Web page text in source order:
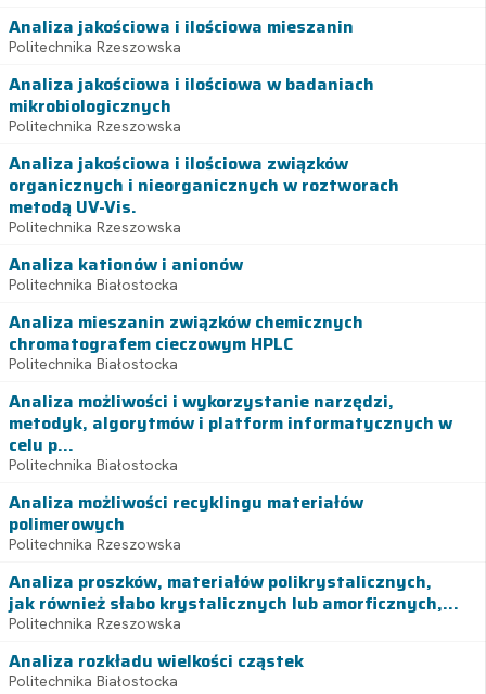
Analiza jakościowa i ilościowa mieszanin
Politechnika Rzeszowska
Analiza jakościowa i ilościowa w badaniach
mikrobiologicznych
Politechnika Rzeszowska
Analiza jakościowa i ilościowa związków
organicznych i nieorganicznych w roztworach
metodą UV-Vis.
Politechnika Rzeszowska
Analiza kationów i anionów
Politechnika Białostocka
Analiza mieszanin związków chemicznych
chromatografem cieczowym HPLC
Politechnika Białostocka
Analiza możliwości i wykorzystanie narzędzi,
metodyk, algorytmów i platform informatycznych w
celu p...
Politechnika Białostocka
Analiza możliwości recyklingu materiałów
polimerowych
Politechnika Rzeszowska
Analiza proszków, materiałów polikrystalicznych,
jak również słabo krystalicznych lub amorficznych,...
Politechnika Rzeszowska
Analiza rozkładu wielkości cząstek
Politechnika Białostocka